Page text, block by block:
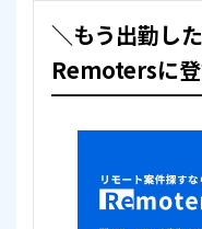
＼もう出勤し
Remotersに